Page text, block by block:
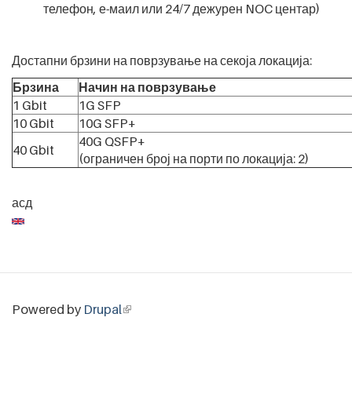
телефон, е-маил или 24/7 дежурен NOC центар)
Достапни брзини на поврзување на секоја локација:
Брзина
Начин на поврзување
1 Gbit
1G SFP
10 Gbit
10G SFP+
40 Gbit
40G QSFP+
(ограничен број на порти по локација: 2)
асд
Powered by Drupal